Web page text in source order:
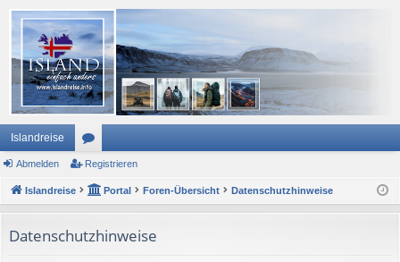
Islandreise
or
en
Abmelden Registrieren
Islandreise Portal Foren-Übersicht Datenschutzhinweise
Datenschutzhinweise